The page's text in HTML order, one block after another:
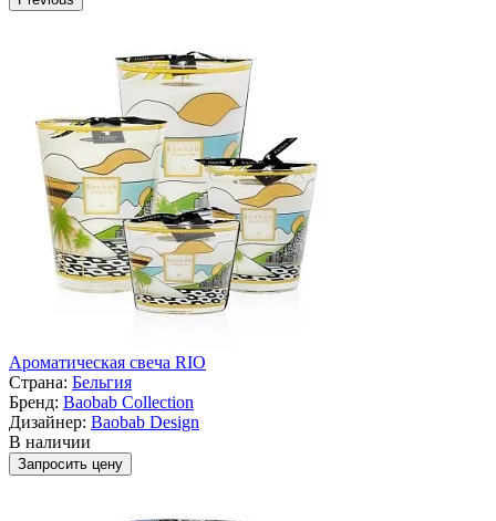
Ароматическая свеча RIO
Страна: Бельгия
Бренд: Baobab Collection
Дизайнер: Baobab Design
В наличии
Запросить цену